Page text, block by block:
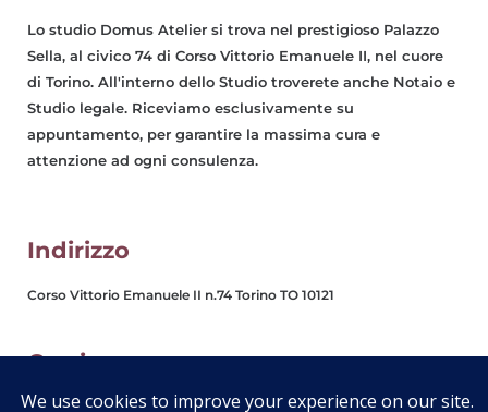
Lo studio Domus Atelier si trova nel prestigioso Palazzo
Sella, al civico 74 di Corso Vittorio Emanuele II, nel cuore
di Torino. All'interno dello Studio troverete anche Notaio e
Studio legale. Riceviamo esclusivamente su
appuntamento, per garantire la massima cura e
attenzione ad ogni consulenza.
Indirizzo
Corso Vittorio Emanuele II n.74 Torino TO 10121
Orario
Dal Lunedì al Venerdì: Am 9.00-13:00 Pm 14:30-19:00